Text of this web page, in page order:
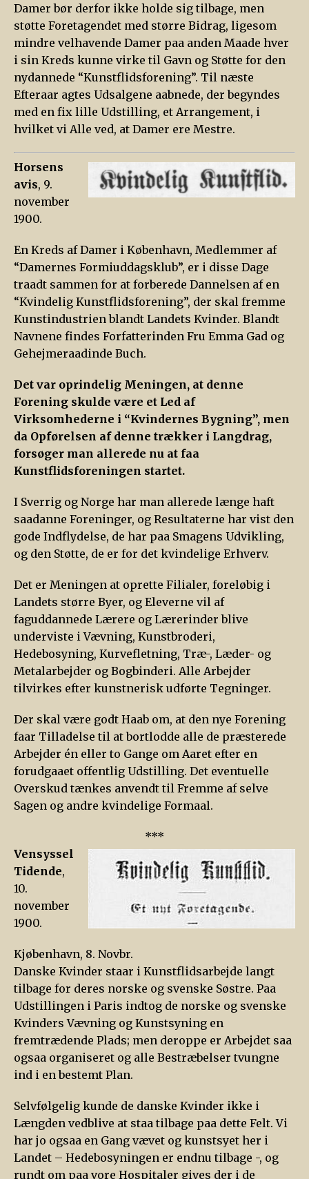
Damer bør derfor ikke holde sig tilbage, men
støtte Foretagendet med større Bidrag, ligesom
mindre velhavende Damer paa anden Maade hver
i sin Kreds kunne virke til Gavn og Støtte for den
nydannede “Kunstflidsforening”. Til næste
Efteraar agtes Udsalgene aabnede, der begyndes
med en fix lille Udstilling, et Arrangement, i
hvilket vi Alle ved, at Damer ere Mestre.
Horsens
avis, 9.
november
1900.
En Kreds af Damer i København, Medlemmer af
“Damernes Formiuddagsklub”, er i disse Dage
traadt sammen for at forberede Dannelsen af en
“Kvindelig Kunstflidsforening”, der skal fremme
Kunstindustrien blandt Landets Kvinder. Blandt
Navnene findes Forfatterinden Fru Emma Gad og
Gehejmeraadinde Buch.
Det var oprindelig Meningen, at denne
Forening skulde være et Led af
Virksomhederne i “Kvindernes Bygning”, men
da Opførelsen af denne trækker i Langdrag,
forsøger man allerede nu at faa
Kunstflidsforeningen startet.
I Sverrig og Norge har man allerede længe haft
saadanne Foreninger, og Resultaterne har vist den
gode Indflydelse, de har paa Smagens Udvikling,
og den Støtte, de er for det kvindelige Erhverv.
Det er Meningen at oprette Filialer, foreløbig i
Landets større Byer, og Eleverne vil af
faguddannede Lærere og Lærerinder blive
underviste i Vævning, Kunstbroderi,
Hedebosyning, Kurvefletning, Træ-, Læder- og
Metalarbejder og Bogbinderi. Alle Arbejder
tilvirkes efter kunstnerisk udførte Tegninger.
Der skal være godt Haab om, at den nye Forening
faar Tilladelse til at bortlodde alle de præsterede
Arbejder én eller to Gange om Aaret efter en
forudgaaet offentlig Udstilling. Det eventuelle
Overskud tænkes anvendt til Fremme af selve
Sagen og andre kvindelige Formaal.
***
Vensyssel
Tidende,
10.
november
1900.
Kjøbenhavn, 8. Novbr.
Danske Kvinder staar i Kunstflidsarbejde langt
tilbage for deres norske og svenske Søstre. Paa
Udstillingen i Paris indtog de norske og svenske
Kvinders Vævning og Kunstsyning en
fremtrædende Plads; men deroppe er Arbejdet saa
ogsaa organiseret og alle Bestræbelser tvungne
ind i en bestemt Plan.
Selvfølgelig kunde de danske Kvinder ikke i
Længden vedblive at staa tilbage paa dette Felt. Vi
har jo ogsaa en Gang vævet og kunstsyet her i
Landet – Hedebosyningen er endnu tilbage -, og
rundt om paa vore Hospitaler gives der i de